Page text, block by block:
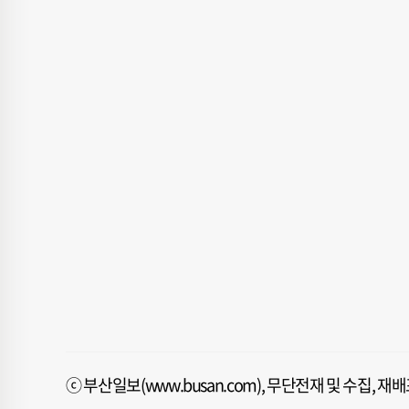
ⓒ 부산일보(www.busan.com), 무단전재 및 수집, 재